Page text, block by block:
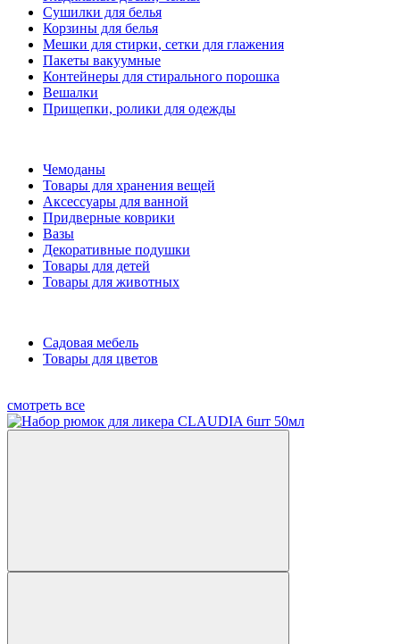
Сушилки для белья
Корзины для белья
Мешки для стирки, сетки для глажения
Пакеты вакуумные
Контейнеры для стирального порошка
Вешалки
Прищепки, ролики для одежды
Чемоданы
Товары для хранения вещей
Аксессуары для ванной
Придверные коврики
Вазы
Декоративные подушки
Товары для детей
Товары для животных
Садовая мебель
Товары для цветов
смотреть все